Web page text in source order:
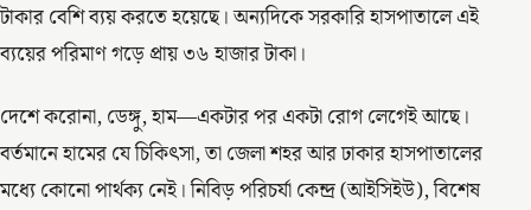
টাকার বেশি ব্যয় করতে হয়েছে। অন্যদিকে সরকারি হাসপাতালে এই
ব্যয়ের পরিমাণ গড়ে প্রায় ৩৬ হাজার টাকা।
দেশে করোনা, ডেঙ্গু, হাম—একটার পর একটা রোগ লেগেই আছে।
বর্তমানে হামের যে চিকিৎসা, তা জেলা শহর আর ঢাকার হাসপাতালের
মধ্যে কোনো পার্থক্য নেই। নিবিড় পরিচর্যা কেন্দ্র (আইসিইউ), বিশেষ